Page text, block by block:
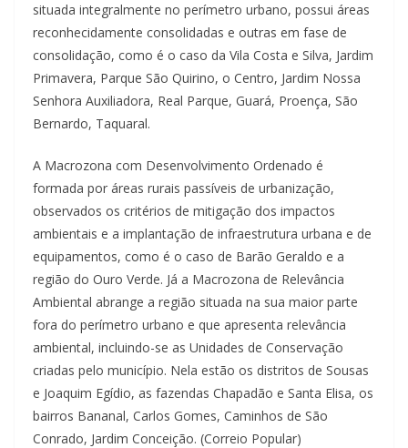
situada integralmente no perímetro urbano, possui áreas
reconhecidamente consolidadas e outras em fase de
consolidação, como é o caso da Vila Costa e Silva, Jardim
Primavera, Parque São Quirino, o Centro, Jardim Nossa
Senhora Auxiliadora, Real Parque, Guará, Proença, São
Bernardo, Taquaral.
A Macrozona com Desenvolvimento Ordenado é
formada por áreas rurais passíveis de urbanização,
observados os critérios de mitigação dos impactos
ambientais e a implantação de infraestrutura urbana e de
equipamentos, como é o caso de Barão Geraldo e a
região do Ouro Verde. Já a Macrozona de Relevância
Ambiental abrange a região situada na sua maior parte
fora do perímetro urbano e que apresenta relevância
ambiental, incluindo-se as Unidades de Conservação
criadas pelo município. Nela estão os distritos de Sousas
e Joaquim Egídio, as fazendas Chapadão e Santa Elisa, os
bairros Bananal, Carlos Gomes, Caminhos de São
Conrado, Jardim Conceição. (Correio Popular)